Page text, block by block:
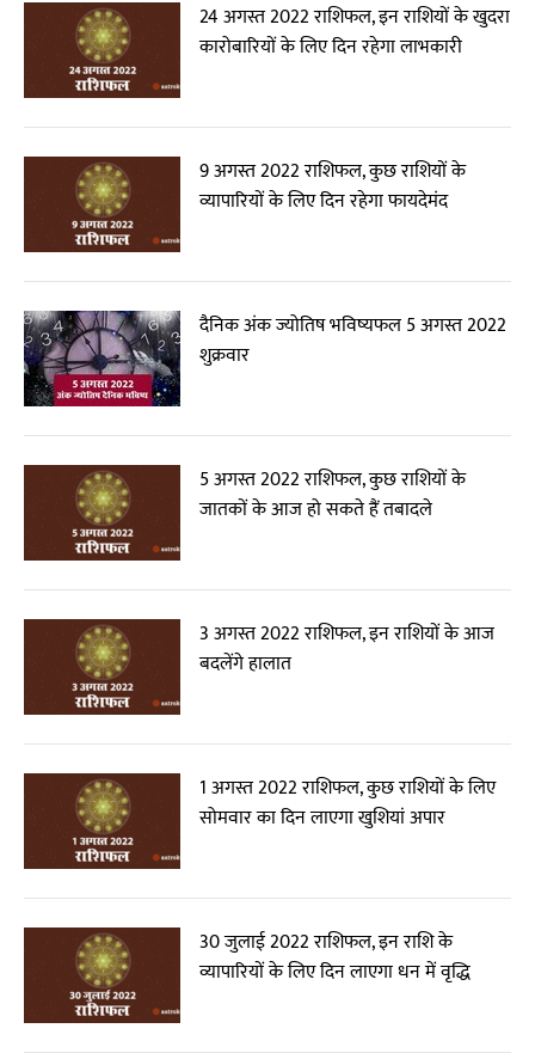
24 अगस्त 2022 राशिफल, इन राशियों के खुदरा
कारोबारियों के लिए दिन रहेगा लाभकारी
9 अगस्त 2022 राशिफल, कुछ राशियों के
व्यापारियों के लिए दिन रहेगा फायदेमंद
दैनिक अंक ज्योतिष भविष्यफल 5 अगस्त 2022
शुक्रवार
5 अगस्त 2022 राशिफल, कुछ राशियों के
जातकों के आज हो सकते हैं तबादले
3 अगस्त 2022 राशिफल, इन राशियों के आज
बदलेंगे हालात
1 अगस्त 2022 राशिफल, कुछ राशियों के लिए
सोमवार का दिन लाएगा खुशियां अपार
30 जुलाई 2022 राशिफल, इन राशि के
व्यापारियों के लिए दिन लाएगा धन में वृद्धि